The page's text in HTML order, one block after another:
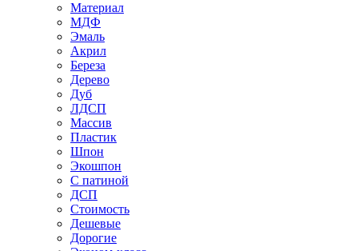
Материал
МДФ
Эмаль
Акрил
Береза
Дерево
Дуб
ЛДСП
Массив
Пластик
Шпон
Экошпон
С патиной
ДСП
Стоимость
Дешевые
Дорогие